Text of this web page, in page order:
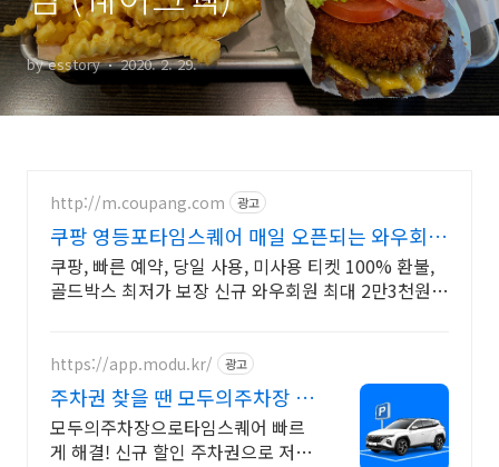
by esstory 2020. 2. 29.
http://m.coupang.com 광고
쿠팡 영등포타임스퀘어 매일 오픈되는 와우회원
특가
쿠팡, 빠른 예약, 당일 사용, 미사용 티켓 100% 환불,
골드박스 최저가 보장 신규 와우회원 최대 2만3천원
https://app.modu.kr/ 광고
주차권 찾을 땐 모두의주차장 핫
플주차 검색은 모두의주차장
모두의주차장으로타임스퀘어 빠르
게 해결! 신규 할인 주차권으로 저렴